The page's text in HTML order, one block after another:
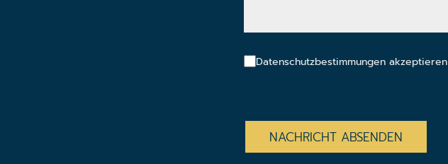
Datenschutzbestimmungen akzeptieren